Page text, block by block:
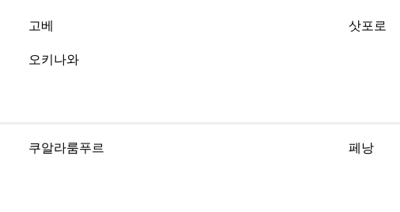
고베
오키나와
삿포로
쿠알라룸푸르 페낭